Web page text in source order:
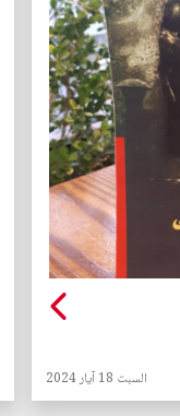
السبت 18 آيار 2024